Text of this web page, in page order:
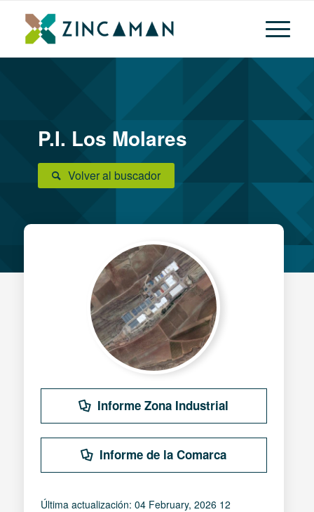
P.I. Los Molares
Volver al buscador
Informe Zona Industrial
Informe de la Comarca
Última actualización: 04 February, 2026 12